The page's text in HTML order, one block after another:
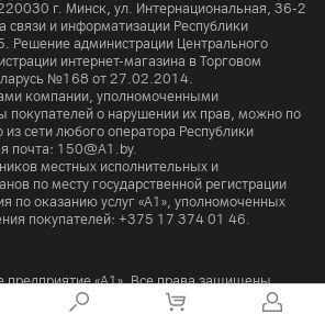
г. Минск, ул. Интернациональная, 36-2
связи и информатизации Республики
администрации Центрального
интернет-магазина в Торговом
№168 от 27.02.2014.
компании, уполномоченными
покупателей о нарушении их прав, можно по
из сети любого оператора Республики
почта: 150@A1.by.
местных исполнительных и
по месту государственной регистрации
по оказанию услуг «А1», уполномоченных
покупателей: +375 17 374 01 46.
предприятие «А1». Все права защищены.
A1 Bulgaria A1 Macedonia A1 Slovenia